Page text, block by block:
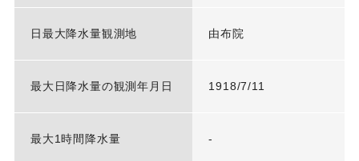
日最大降水量観測地 由布院
最大日降水量の観測年月日 1918/7/11
最大1時間降水量 -